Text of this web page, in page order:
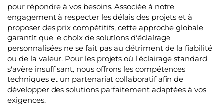
pour répondre à vos besoins. Associée à notre
engagement à respecter les délais des projets et à
proposer des prix compétitifs, cette approche globale
garantit que le choix de solutions d'éclairage
personnalisées ne se fait pas au détriment de la fiabilité
ou de la valeur. Pour les projets où l'éclairage standard
s'avère insuffisant, nous offrons les compétences
techniques et un partenariat collaboratif afin de
développer des solutions parfaitement adaptées à vos
exigences.